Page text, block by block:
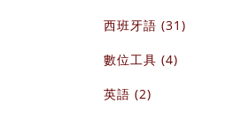
西班牙語 (31)
數位工具 (4)
英語 (2)